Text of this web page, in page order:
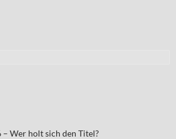
Wer holt sich den Titel?